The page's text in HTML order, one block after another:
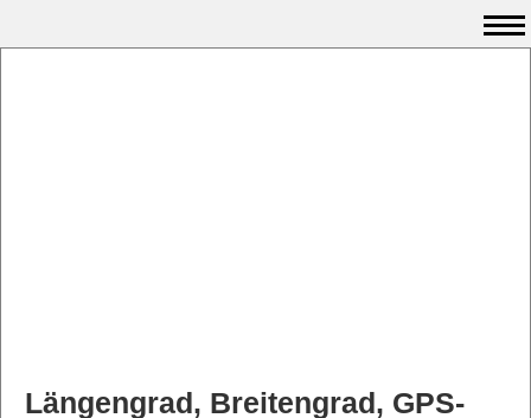
Längengrad, Breitengrad, GPS-